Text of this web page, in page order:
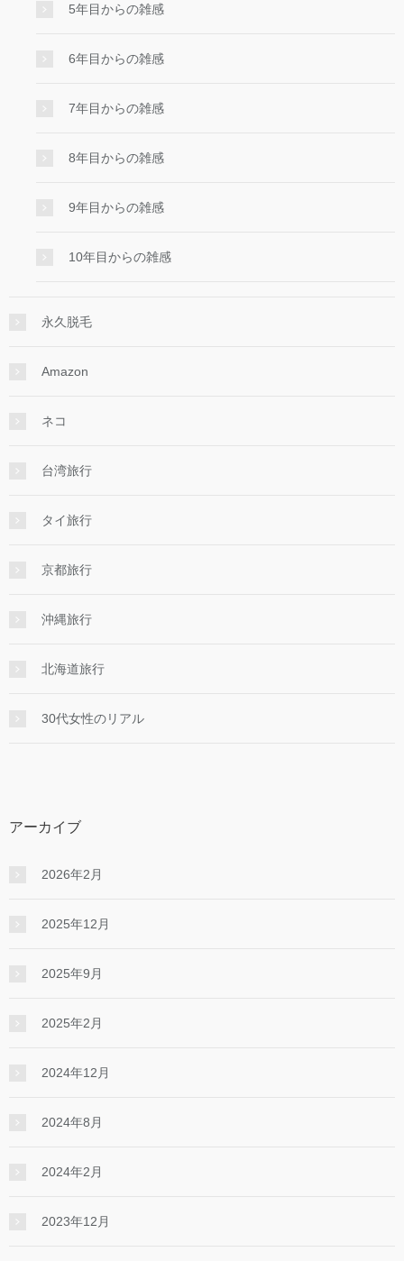
5年目からの雑感
6年目からの雑感
7年目からの雑感
8年目からの雑感
9年目からの雑感
10年目からの雑感
永久脱毛
Amazon
ネコ
台湾旅行
タイ旅行
京都旅行
沖縄旅行
北海道旅行
30代女性のリアル
アーカイブ
2026年2月
2025年12月
2025年9月
2025年2月
2024年12月
2024年8月
2024年2月
2023年12月